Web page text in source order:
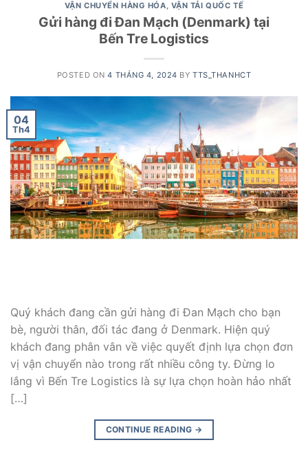
VẬN CHUYỂN HÀNG HÓA, VẬN TẢI QUỐC TẾ
Gửi hàng đi Đan Mạch (Denmark) tại
Bến Tre Logistics
POSTED ON4 THÁNG 4, 2024 BYTTS_THANHCT
04
Th4
Quý khách đang cần gửi hàng đi Đan Mạch cho bạn
bè, người thân, đối tác đang ở Denmark. Hiện quý
khách đang phân vân về việc quyết định lựa chọn đơn
vị vận chuyển nào trong rất nhiều công ty. Đừng lo
lắng vì Bến Tre Logistics là sự lựa chọn hoàn hảo nhất
[…]
CONTINUE READING →